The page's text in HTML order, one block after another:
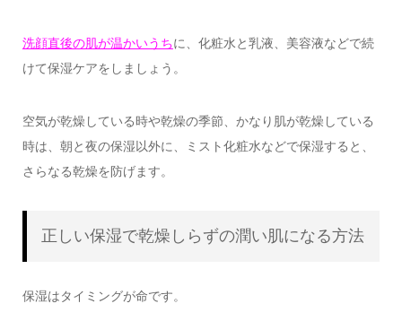
洗顔直後の肌が温かいうちに、化粧水と乳液、美容液などで続
けて保湿ケアをしましょう。
空気が乾燥している時や乾燥の季節、かなり肌が乾燥している
時は、朝と夜の保湿以外に、ミスト化粧水などで保湿すると、
さらなる乾燥を防げます。
正しい保湿で乾燥しらずの潤い肌になる方法
保湿はタイミングが命です。